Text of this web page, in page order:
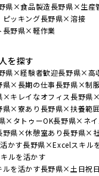
県×食品製造長野県×生産
ッキング長野県×溶接
長野県×軽作業
を探す
県×経験者歓迎長野県×高
県×長期の仕事長野県×制
×キレイなオフィス 長野県
県×寮あり 長野県×扶養範
×タトゥーOK長野県×ネイ
野県×休憩室あり長野県×
かす長野県×Excelスキル
ルを活かす
を活かす長野県×土日祝